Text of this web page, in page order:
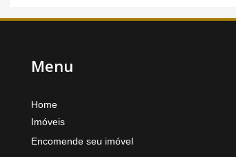
Menu
Home
Imóveis
Encomende seu imóvel